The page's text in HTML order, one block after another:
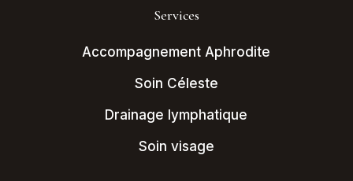
Services
Accompagnement Aphrodite
Soin Céleste
Drainage lymphatique
Soin visage